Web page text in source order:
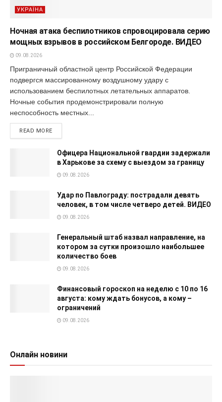
УКРАЇНА
Ночная атака беспилотников спровоцировала серию
мощных взрывов в российском Белгороде. ВИДЕО
09.08.2026
Приграничный областной центр Российской Федерации
подвергся массированному воздушному удару с
использованием беспилотных летательных аппаратов.
Ночные события продемонстрировали полную
неспособность местных...
READ MORE
Офицера Национальной гвардии задержали
в Харькове за схему с выездом за границу
09.08.2026
Удар по Павлограду: пострадали девять
человек, в том числе четверо детей. ВИДЕО
09.08.2026
Генеральный штаб назвал направление, на
котором за сутки произошло наибольшее
количество боев
09.08.2026
Финансовый гороскоп на неделю с 10 по 16
августа: кому ждать бонусов, а кому –
ограничений
09.08.2026
Онлайн новини